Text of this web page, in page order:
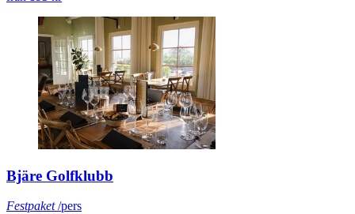
Bjäre Golfklubb
Festpaket/pers